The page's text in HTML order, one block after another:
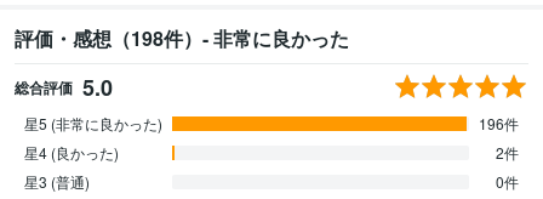
評価・感想（198件）- 非常に良かった
総合評価 5.0
星5 (非常に良かった)
196件
星4 (良かった)
2件
星3 (普通)
0件